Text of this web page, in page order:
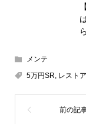
メンテ
5万円SR, レストア